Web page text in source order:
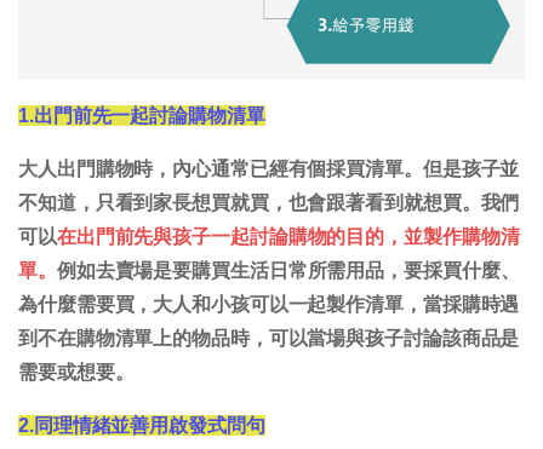
1.出門前先一起討論購物清單
大人出門購物時，內心通常已經有個採買清單。但是孩子並
不知道，只看到家長想買就買，也會跟著看到就想買。我們
可以在出門前先與孩子一起討論購物的目的，並製作購物清
單。 例如去賣場是要購買生活日常所需用品，要採買什麼、
為什麼需要買，大人和小孩可以一起製作清單，當採購時遇
到不在購物清單上的物品時，可以當場與孩子討論該商品是
需要或想要。
2.同理情緒並善用啟發式問句